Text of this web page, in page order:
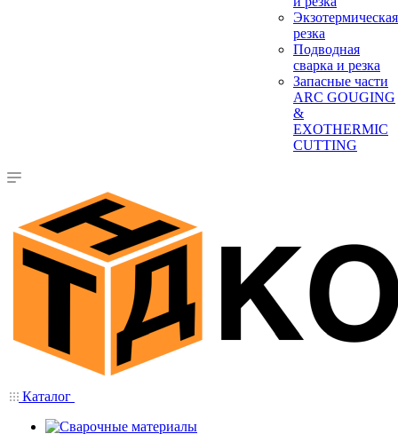
Экзотермическая
резка
Подводная
сварка и резка
Запасные части
ARC GOUGING
&
EXOTHERMIC
CUTTING
Каталог